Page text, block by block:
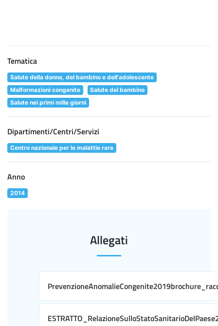
Tematica
Salute della donna, del bambino e dell'adolescente
Malformazioni congenite
Salute del bambino
Salute nei primi mille giorni
Dipartimenti/Centri/Servizi
Centro nazionale per le malattie rare
Anno
2014
Allegati